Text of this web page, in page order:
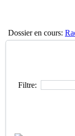
Dossier en cours:
Filtre: